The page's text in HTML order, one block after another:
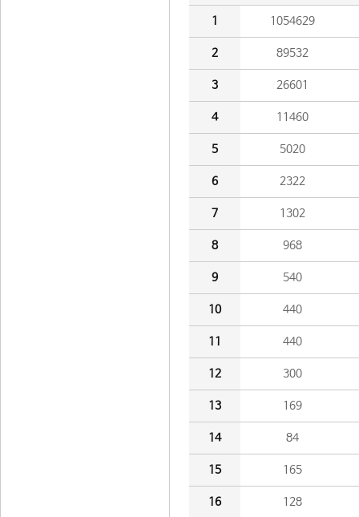
1 1054629
2 89532
3 26601
4 11460
5 5020
6 2322
7 1302
8 968
9 540
10 440
11 440
12 300
13 169
14 84
15 165
16 128